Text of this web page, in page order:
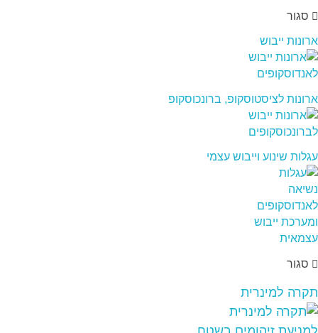
סגור
ארונות ייבוש
ארונות לציסטוסקופ, ברונכוסקופ
עגלות שינוע וייבוש עצמי
סגור
תקרה למינרית